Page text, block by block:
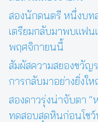
สองนักดนตรี หนึ่งบท
เตรียมกลับมาพบแฟน
พฤศจิกายนนี้
สัมผัสความสยองขวัญ
การกลับมาอย่างยิ่งใ
สองดาวรุ่งน่าจับตา
ทดสอบสุดหินก่อนโชว์